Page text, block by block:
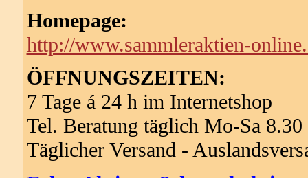
Homepage:
http://www.sammleraktien-
ÖFFNUNGSZEITEN:
7 Tage á 24 h im Internetshop
Tel. Beratung täglich Mo-Sa
Täglicher Versand -